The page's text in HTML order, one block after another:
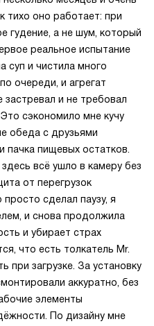
тихо оно работает: при
гудение, а не шум, который
реальное испытание
суп и чистила много
очереди, и агрегат
застревал и не требовал
сэкономило мне кучу
обеда с друзьями
пачка пищевых остатков.
всё ушло в камеру без
от перегрузок
сделал паузу, я
и снова продолжила
и убирает страх
что есть толкатель Mr.
загрузке. За установку
аккуратно, без
элементы
По дизайну мне